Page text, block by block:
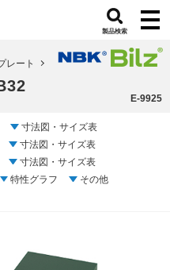
製品検索
レート
E-9925
寸法図・サイズ表
寸法図・サイズ表
寸法図・サイズ表
特性グラフ
その他